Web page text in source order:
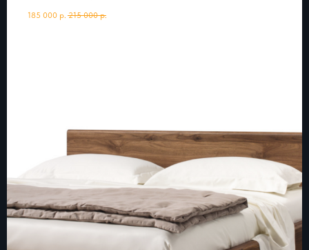
185 000 р. 215 000 р.